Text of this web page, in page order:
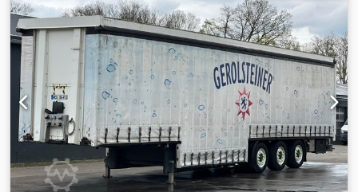
χιλ., συνολικό ύψος:4.000 χιλ., Schröder Wiesmoor ST
11/24 P4-13,5 ρυμουλκούμενο ποτών Αριθμός οχήματος 3449
- Έχει λήξει το TÜV - 2 ανυψούμενοι άξονες - Ελαστικά
385/55R22.5 - Αναδιπλούμενη οροφή - Άξονες BWP - Τεχνικός
έλεγχος 05/2021 - Φορτωτική επιφάνεια 1η περιοχή 3,34 m x
2,49 m - Φορτωτική επιφάνεια 2η περιοχή 3,30 m x 3,50 m
Chedpfezdbkdsx Alcja - Φορτωτική επιφάνεια 3η περιοχή
6,60 m x 2,68 m - Κενό βάρος 6900 kg Με επιφύλαξη λαθών
και ενδιάμεσης πώλησης.